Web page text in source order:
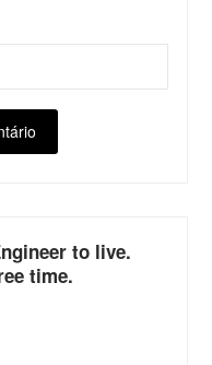
to live.
time.